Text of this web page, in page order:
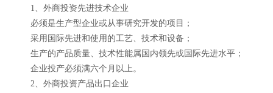
1、外商投资先进技术企业
必须是生产型企业或从事研究开发的项目；
采用国际先进和使用的工艺、技术和设备；
生产的产品质量、技术性能属国内领先或国际先进水平；
企业投产必须满六个月以上。
2、外商投资产品出口企业